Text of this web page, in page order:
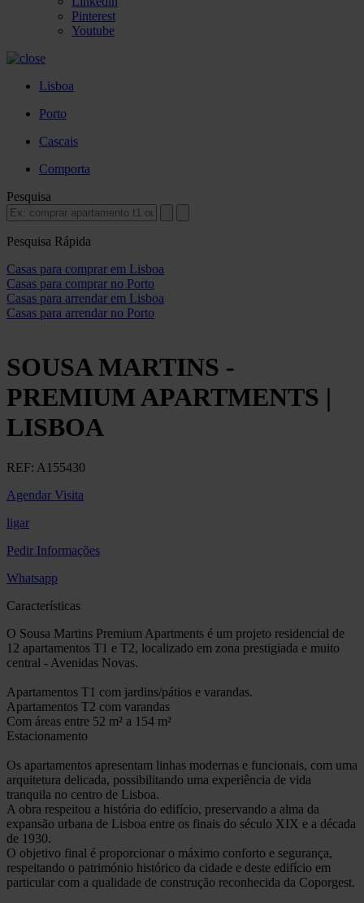
Pinterest
Youtube
Lisboa
Porto
Cascais
Comporta
Pesquisa
Pesquisa Rápida
Casas para comprar em Lisboa
Casas para comprar no Porto
Casas para arrendar em Lisboa
Casas para arrendar no Porto
SOUSA MARTINS -
PREMIUM APARTMENTS |
LISBOA
REF: A155430
Agendar Visita
ligar
Pedir Informações
Whatsapp
Características
O Sousa Martins Premium Apartments é um projeto residencial de
12 apartamentos T1 e T2, localizado em zona prestigiada e muito
central - Avenidas Novas.
Apartamentos T1 com jardins/pátios e varandas.
Apartamentos T2 com varandas
Com áreas entre 52 m² a 154 m²
Estacionamento
Os apartamentos apresentam linhas modernas e funcionais, com uma
arquitetura delicada, possibilitando uma experiência de vida
tranquila no centro de Lisboa.
A obra respeitou a história do edifício, preservando a alma da
expansão urbana de Lisboa entre os finais do século XIX e a década
de 1930.
O objetivo final é proporcionar o máximo conforto e segurança,
respeitando o património histórico da cidade e deste edifício em
particular com a qualidade de construção reconhecida da Coporgest.